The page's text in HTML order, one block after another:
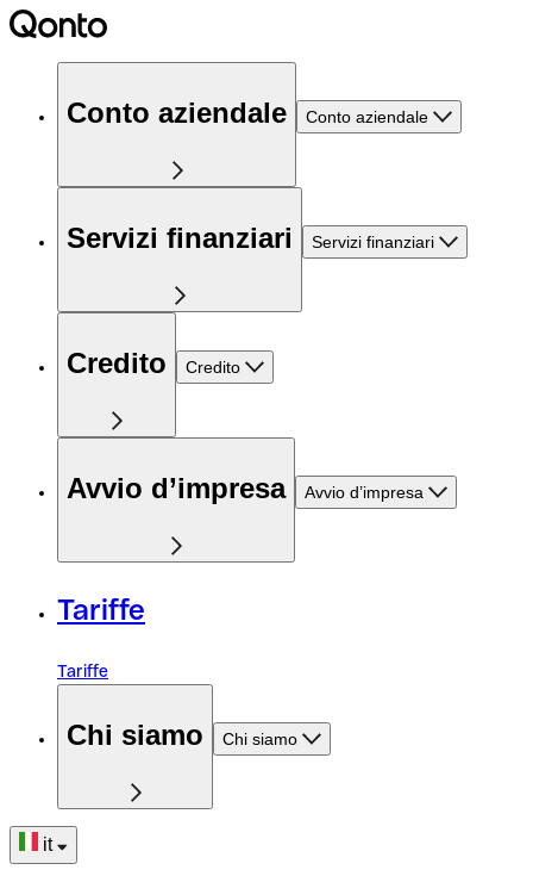
Conto aziendale Conto aziendale
Servizi finanziari Servizi finanziari
Credito Credito
Avvio d’impresa Avvio d’impresa
Tariffe
Tariffe
Chi siamo Chi siamo
it